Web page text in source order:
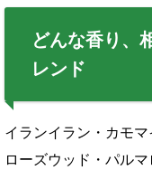
どんな香り、
レンド
イランイラン・カモ
ローズウッド・パル